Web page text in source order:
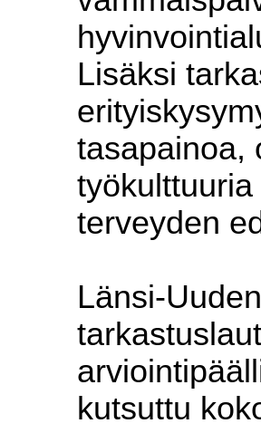
Lisäksi
tasapainoa,
terveyden
Länsi-
kutsuttu